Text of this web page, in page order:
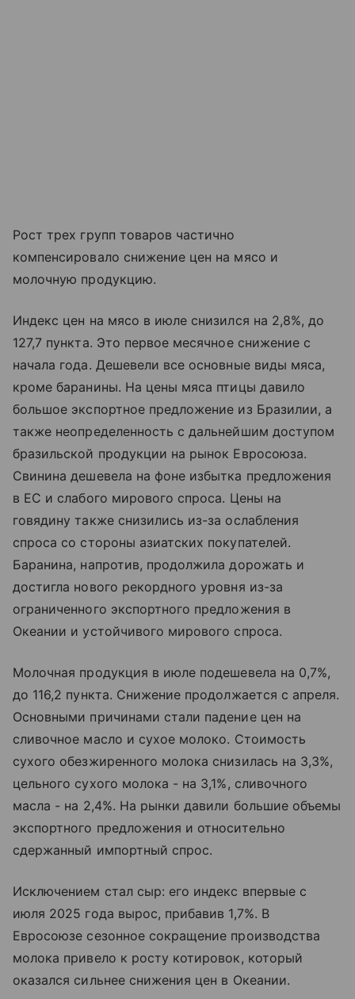
Рост трех групп товаров частично
компенсировало снижение цен на мясо и
молочную продукцию.
Индекс цен на мясо в июле снизился на 2,8%, до
127,7 пункта. Это первое месячное снижение с
начала года. Дешевели все основные виды мяса,
кроме баранины. На цены мяса птицы давило
большое экспортное предложение из Бразилии, а
также неопределенность с дальнейшим доступом
бразильской продукции на рынок Евросоюза.
Свинина дешевела на фоне избытка предложения
в ЕС и слабого мирового спроса. Цены на
говядину также снизились из-за ослабления
спроса со стороны азиатских покупателей.
Баранина, напротив, продолжила дорожать и
достигла нового рекордного уровня из-за
ограниченного экспортного предложения в
Океании и устойчивого мирового спроса.
Молочная продукция в июле подешевела на 0,7%,
до 116,2 пункта. Снижение продолжается с апреля.
Основными причинами стали падение цен на
сливочное масло и сухое молоко. Стоимость
сухого обезжиренного молока снизилась на 3,3%,
цельного сухого молока - на 3,1%, сливочного
масла - на 2,4%. На рынки давили большие объемы
экспортного предложения и относительно
сдержанный импортный спрос.
Исключением стал сыр: его индекс впервые с
июля 2025 года вырос, прибавив 1,7%. В
Евросоюзе сезонное сокращение производства
молока привело к росту котировок, который
оказался сильнее снижения цен в Океании.